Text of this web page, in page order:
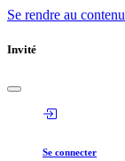
Se rendre au contenu
Invité
Se connecter